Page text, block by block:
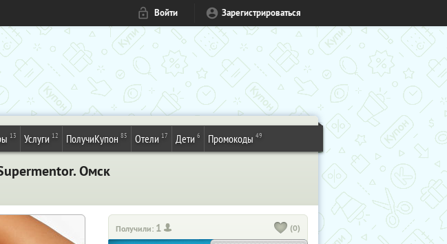
Войти Зарегистрироваться
13 Услуги 12 ПолучиКупон 85 Отели 17 Дети 6 Промокоды 49
Омск
Получили: 1 (0)